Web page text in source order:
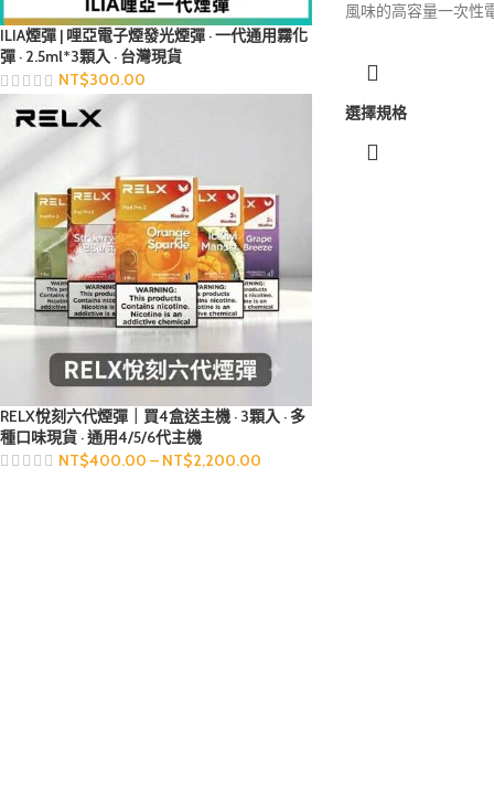
ILIA煙彈 | 哩亞電子煙發光煙彈 · 一代通用霧化
彈 · 2.5ml*3顆入 · 台灣現貨
NT$300.00
RELX悅刻六代煙彈｜買4盒送主機 · 3顆入 · 多
種口味現貨 · 通用4/5/6代主機
NT$400.00 – NT$2,200.00
風味的高容量一次性
選擇規格